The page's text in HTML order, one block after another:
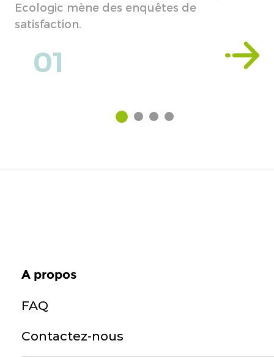
Ecologic mène des enquêtes de
satisfaction.
01
A propos
FAQ
Contactez-nous